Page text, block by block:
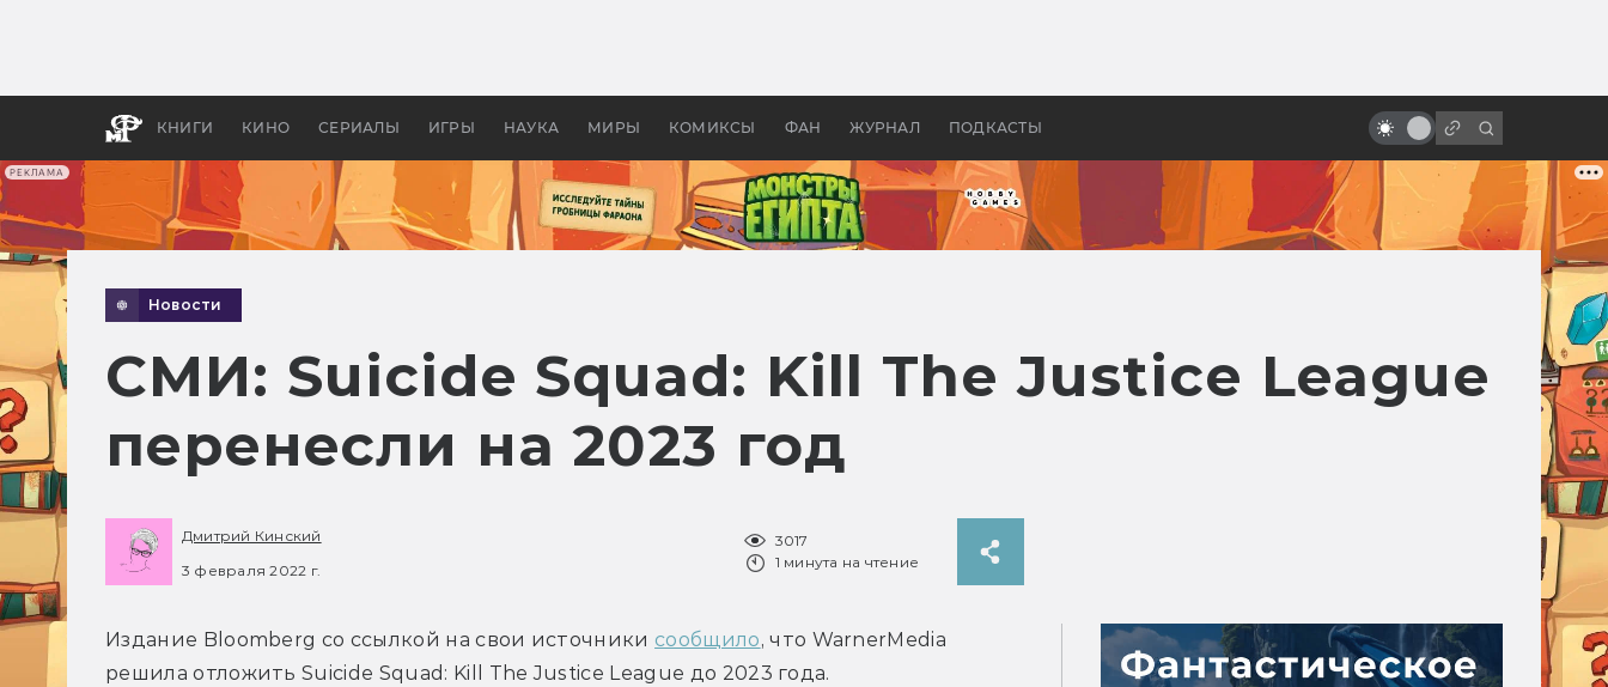
РЕКЛАМА
КНИГИ КИНО СЕРИАЛЫ ИГРЫ НАУКА МИРЫ КОМИКСЫ ФАН ЖУРНАЛ ПОДКАСТЫ
бы «Властелина колец»
Древней Грецией
которые вы вряд ли смотрели
Новости
СМИ: Suicide Squad: Kill The Justice League
перенесли на 2023 год
Дмитрий Кинский
3 февраля 2022 г.
3017
1 минута на чтение
Издание Bloomberg со ссылкой на свои источники сообщило, что WarnerMedia
решила отложить Suicide Squad: Kill The Justice League до 2023 года.